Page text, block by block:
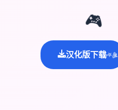
🎮
汉化版下载
✨⭐💫